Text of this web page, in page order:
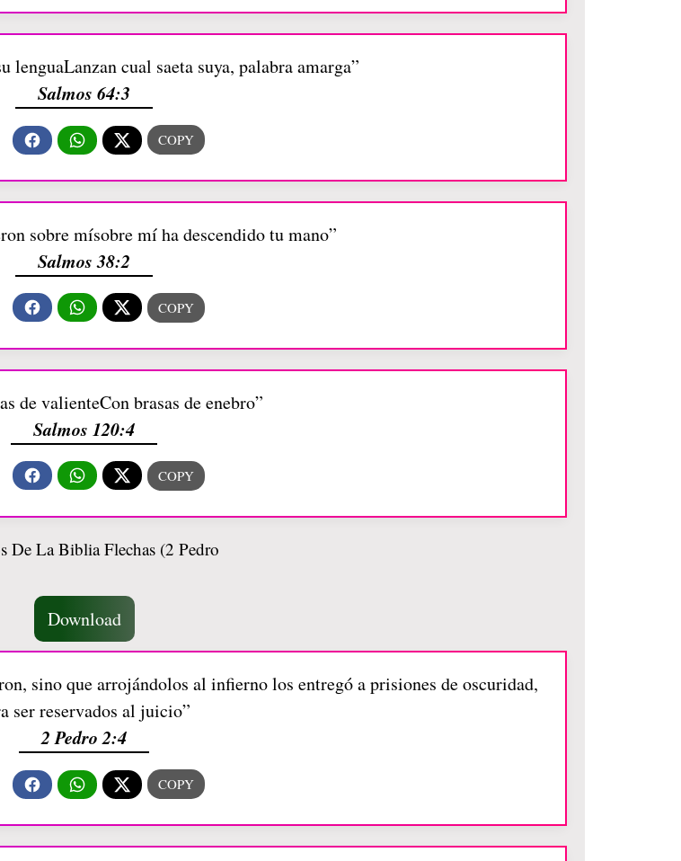
lenguaLanzan cual saeta suya, palabra amarga”
Salmos 64:3
sobre mísobre mí ha descendido tu mano”
Salmos 38:2
de valienteCon brasas de enebro”
Salmos 120:4
Download
sino que arrojándolos al infierno los entregó a prisiones de oscuridad,
ser reservados al juicio”
2 Pedro 2:4